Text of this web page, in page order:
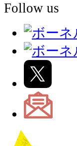
Follow us